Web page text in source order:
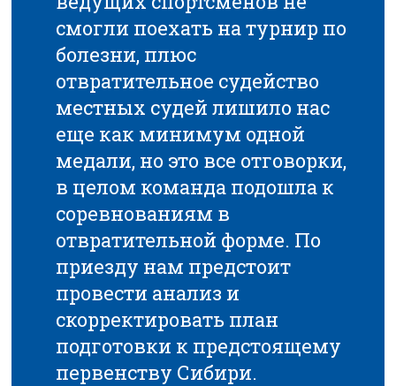
смогли поехать на турнир по
болезни, плюс
отвратительное судейство
местных судей лишило нас
еще как минимум одной
медали, но это все отговорки,
в целом команда подошла к
соревнованиям в
отвратительной форме. По
приезду нам предстоит
провести анализ и
скорректировать план
подготовки к предстоящему
первенству Сибири.